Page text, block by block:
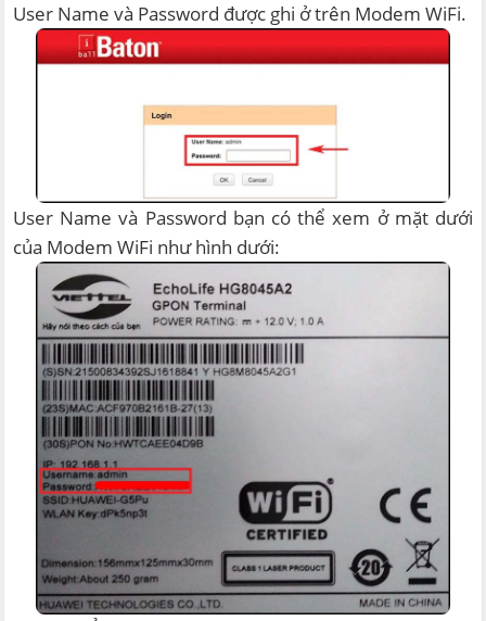
User Name và Password được ghi ở trên Modem WiFi.
User Name và Password bạn có thể xem ở mặt dưới
của Modem WiFi như hình dưới: